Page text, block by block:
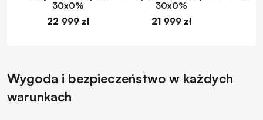
30x0%
22 999 zł
30x0%
21 999 zł
Wygoda i bezpieczeństwo w każdych
warunkach